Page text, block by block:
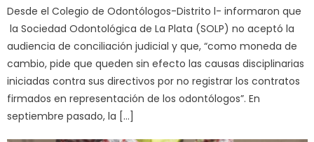
Desde el Colegio de Odontólogos-Distrito l- informaron que
la Sociedad Odontológica de La Plata (SOLP) no aceptó la
audiencia de conciliación judicial y que, “como moneda de
cambio, pide que queden sin efecto las causas disciplinarias
iniciadas contra sus directivos por no registrar los contratos
firmados en representación de los odontólogos”. En
septiembre pasado, la […]